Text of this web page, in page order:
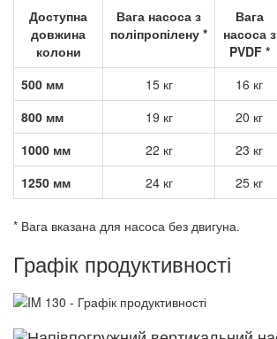
Доступна
довжина
колони
Вага насоса з
поліпропілену *
Вага
насоса з
PVDF *
500 мм 15 кг 16 кг
800 мм 19 кг
20 кг
1000 мм
22 кг
23 кг
1250 мм
24 кг 25 кг
* Вага вказана для насоса без двигуна.
Графік продуктивності